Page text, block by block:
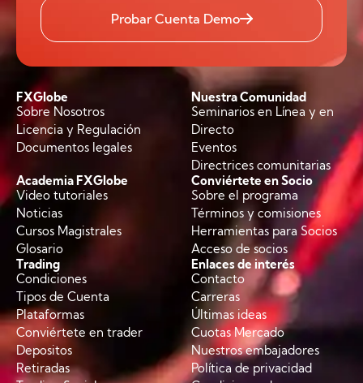
Probar Cuenta Demo
FXGlobe
Sobre Nosotros
Licencia y Regulación
Documentos legales
Nuestra Comunidad
Seminarios en Línea y en
Directo
Eventos
Directrices comunitarias
Academia FXGlobe
Video tutoriales
Noticias
Cursos Magistrales
Glosario
Conviértete en Socio
Sobre el programa
Términos y comisiones
Herramientas para Socios
Acceso de socios
Trading
Condiciones
Tipos de Cuenta
Plataformas
Conviértete en trader
Depositos
Retiradas
Enlaces de interés
Contacto
Carreras
Últimas ideas
Cuotas Mercado
Nuestros embajadores
Política de privacidad